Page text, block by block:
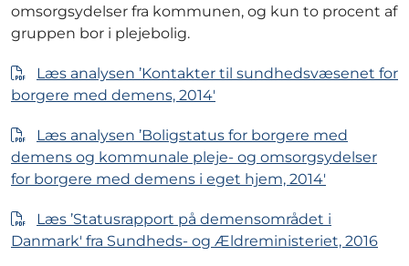
omsorgsydelser fra kommunen, og kun to procent af
gruppen bor i plejebolig.
Læs analysen ’Kontakter til sundhedsvæsenet for
borgere med demens, 2014'
Læs analysen ’Boligstatus for borgere med
demens og kommunale pleje- og omsorgsydelser
for borgere med demens i eget hjem, 2014'
Læs ’Statusrapport på demensområdet i
Danmark' fra Sundheds- og Ældreministeriet, 2016